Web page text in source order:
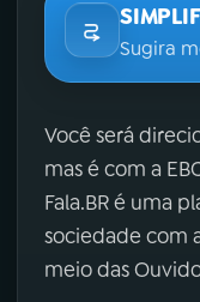
Sugira
Você será
mas é com a
Fala.BR é uma
sociedade com
meio das